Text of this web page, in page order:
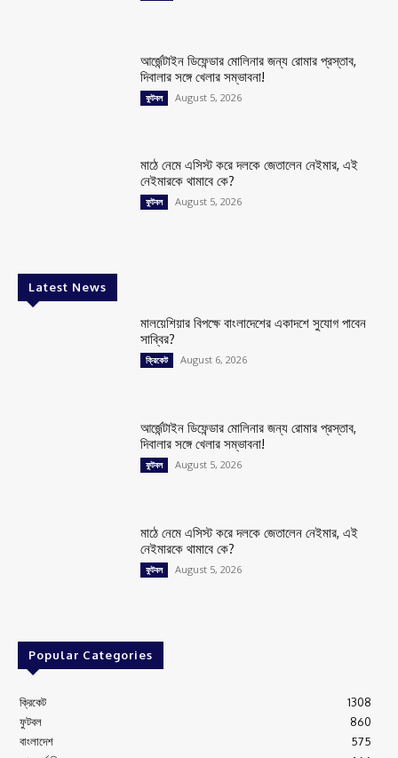
আর্জেন্টাইন ডিফেন্ডার মোলিনার জন্য রোমার প্রস্তাব,
দিবালার সঙ্গে খেলার সম্ভাবনা!
ফুটবল August 5, 2026
মাঠে নেমে এসিস্ট করে দলকে জেতালেন নেইমার, এই
নেইমারকে থামাবে কে?
ফুটবল August 5, 2026
Latest News
মালয়েশিয়ার বিপক্ষে বাংলাদেশের একাদশে সুযোগ পাবেন
সাব্বির?
ক্রিকেট August 6, 2026
আর্জেন্টাইন ডিফেন্ডার মোলিনার জন্য রোমার প্রস্তাব,
দিবালার সঙ্গে খেলার সম্ভাবনা!
ফুটবল August 5, 2026
মাঠে নেমে এসিস্ট করে দলকে জেতালেন নেইমার, এই
নেইমারকে থামাবে কে?
ফুটবল August 5, 2026
Popular Categories
ক্রিকেট
1308
ফুটবল
860
বাংলাদেশ
575